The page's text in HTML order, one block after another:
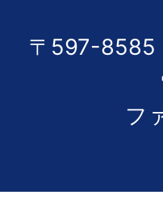
〒597-8585
フ